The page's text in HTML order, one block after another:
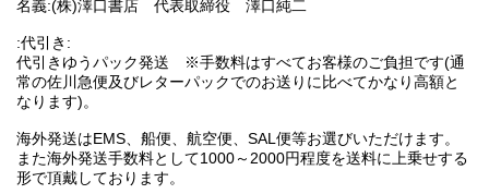
名義:(株)澤口書店 代表取締役 澤口純二
:代引き:
代引きゆうパック発送 ※手数料はすべてお客様のご負担です(通
常の佐川急便及びレターパックでのお送りに比べてかなり高額と
なります)。
海外発送はEMS、船便、航空便、SAL便等お選びいただけます。
また海外発送手数料として1000～2000円程度を送料に上乗せする
形で頂戴しております。